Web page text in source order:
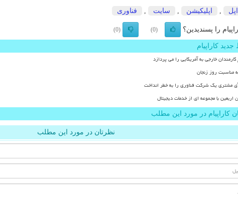
اپل اپلیكیشن سایت فناوری
را پسندیدین؟ (0)
(0)
کاراپیام
خارجی به آمریکایی را می پردازد
مناسبت روز زنجان
مشتری یک شرکت فناوری را به خطر انداخت
اربعین با مجموعه ای از خدمات دیجیتال
کاراپیام در مورد این مطلب
نظرتان در مورد این مطلب